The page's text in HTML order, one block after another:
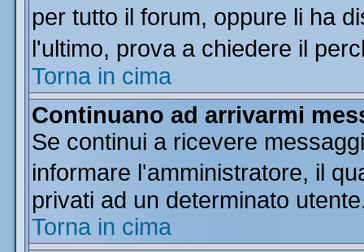
per tutto il forum, oppure li ha
l'ultimo, prova a chiedere il
Torna in cima
Continuano ad arrivarmi
Se continui a ricevere
informare l'amministratore, il
privati ad un determinato
Torna in cima